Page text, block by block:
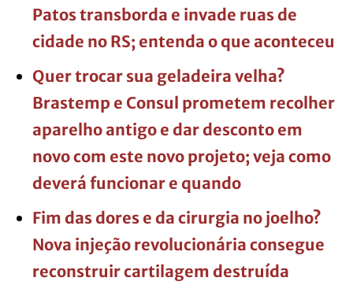
Patos transborda e invade ruas de
cidade no RS; entenda o que aconteceu
Quer trocar sua geladeira velha?
Brastemp e Consul prometem recolher
aparelho antigo e dar desconto em
novo com este novo projeto; veja como
deverá funcionar e quando
Fim das dores e da cirurgia no joelho?
Nova injeção revolucionária consegue
reconstruir cartilagem destruída